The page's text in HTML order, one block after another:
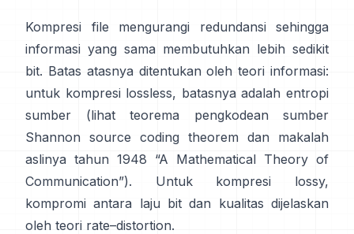
Kompresi file mengurangi redundansi sehingga
informasi yang sama membutuhkan lebih sedikit
bit. Batas atasnya ditentukan oleh teori informasi:
untuk kompresi lossless, batasnya adalah entropi
sumber (lihat teorema pengkodean sumber
Shannon source coding theorem dan makalah
aslinya tahun 1948 “A Mathematical Theory of
Communication”). Untuk kompresi lossy,
kompromi antara laju bit dan kualitas dijelaskan
oleh teori rate–distortion.